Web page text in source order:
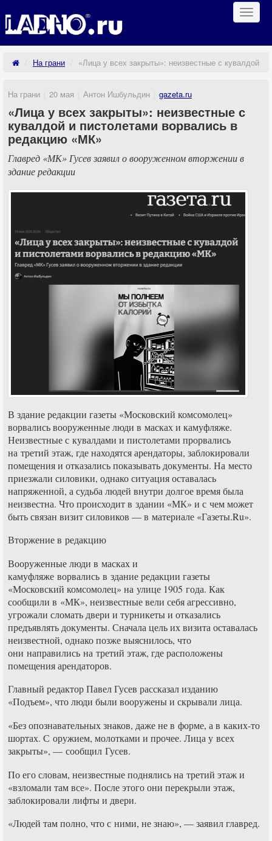
На грани «Лица у всех закрыты»: неизвестные с кувалдой
На грани 20 мая Антон Ишбульдин gazeta.ru
«Лица у всех закрыты»: неизвестные с
кувалдой и пистолетами ворвались в
редакцию «МК»
Главред «МК» Гусев заявил о вооруженном вторжении в
здание редакции
В здание редакции газеты «Московский комсомолец»
ворвались вооруженные люди в масках и камуфляже.
Неизвестные с кувалдами и пистолетами прорвались
на третий этаж, где находятся арендаторы, заблокировали
помещения и отказались показывать документы. На место
приезжали силовики, однако ситуация оставалась
напряженной, а судьба людей внутри долгое время была
неизвестна. Что происходит в здании «МК» и с чем может
быть связан визит силовиков — в материале «Газеты.Ru».
Вторжение в редакцию
Вооруженные люди в масках и
камуфляже ворвались в здание редакции газеты
«Московский комсомолец» на улице 1905 года. Как
сообщили в «МК», неизвестные вели себя агрессивно,
угрожали сломать двери и турникеты и отказались
предъявлять документы. Сначала цель их визита оставалась
неизвестной, однако позже выяснилось, что
они направились на третий этаж, где расположены
помещения арендаторов.
Главный редактор Павел Гусев рассказал изданию
«Подъем», что люди были вооружены и скрывали лица.
«Без опознавательных знаков, даже не в форме, а в каких-то
шортах. С оружием, молотками и прочее. Лица у всех
закрыты», — сообщил Гусев.
По его словам, неизвестные поднялись на третий этаж и
«взломали там все». После этого они перекрыли этаж,
заблокировали лифты и двери.
«Людей там полно, что с ними, не знаю», — заявил главред.